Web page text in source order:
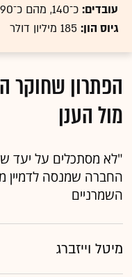
עובדים: כ־140, מהם כ־90 בישראל
גיוס הון: 185 מיליון דולר
הפתרון שחוקר
מול הענן
"לא מסתכלים על יעד
החברה שמנסה לדמיין
השמרניים
מיטל וייזברג